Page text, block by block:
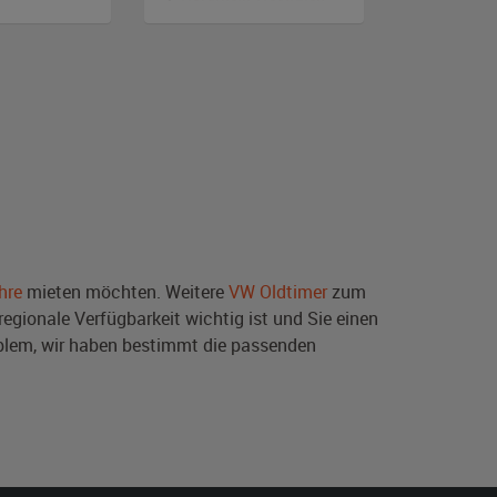
mieten möchten. WeitereVW Oldtimer zum
Verfügbarkeit wichtig ist und Sie einen
wir haben bestimmt die passenden